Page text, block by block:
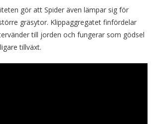
gör att Spider även lämpar sig för
gräsytor. Klippaggregatet finfördelar
till jorden och fungerar som gödsel
tillväxt.